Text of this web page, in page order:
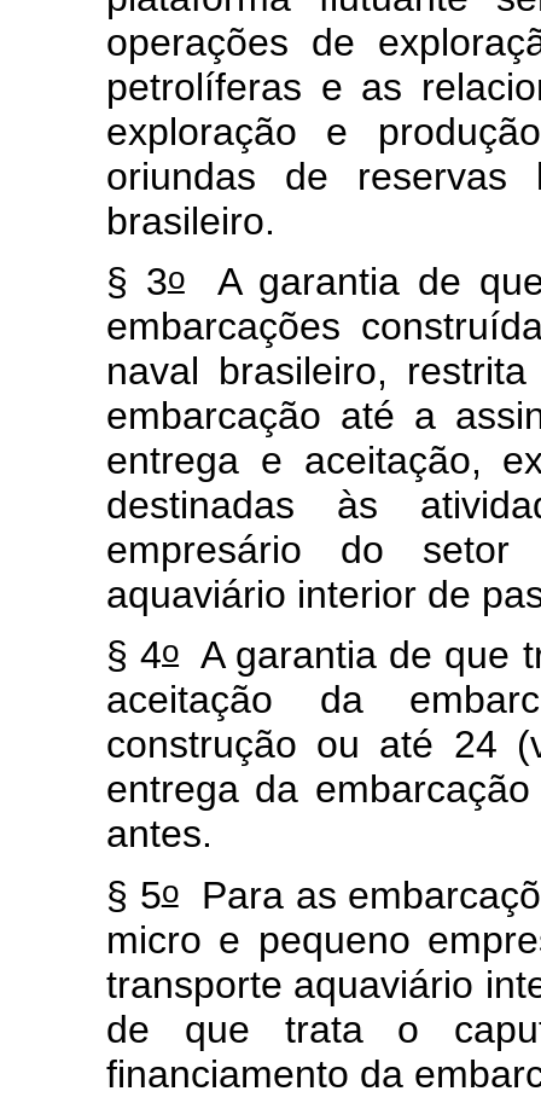
operações de
petrolíferas e as
exploração e
oriundas de reservas
brasileiro.
§ 3oA garantia de
embarcações
naval brasileiro,
embarcação até a
entrega e aceitação,
destinadas às
empresário do
aquaviário interior de
§ 4o A garantia de que
aceitação da
construção ou até 24
entrega da
antes.
§ 5oPara as
micro e pequeno
transporte aquaviário
de que trata o
financiamento da